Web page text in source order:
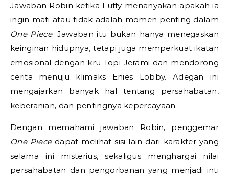
Jawaban Robin ketika Luffy menanyakan apakah ia
ingin mati atau tidak adalah momen penting dalam
One Piece. Jawaban itu bukan hanya menegaskan
keinginan hidupnya, tetapi juga memperkuat ikatan
emosional dengan kru Topi Jerami dan mendorong
cerita menuju klimaks Enies Lobby. Adegan ini
mengajarkan banyak hal tentang persahabatan,
keberanian, dan pentingnya kepercayaan.
Dengan memahami jawaban Robin, penggemar
One Piecedapat melihat sisi lain dari karakter yang
selama ini misterius, sekaligus menghargai nilai
persahabatan dan pengorbanan yang menjadi inti